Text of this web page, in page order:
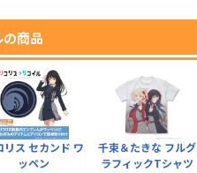
商品
千束＆たきな フルグ
ラフィックTシャツ
リス セカンド ワ
ッペン